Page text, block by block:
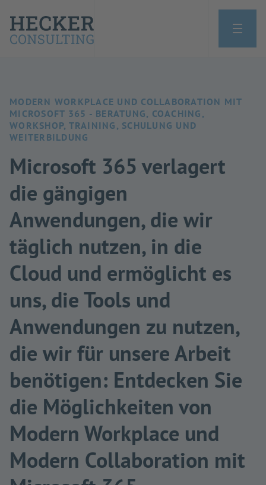
MODERN WORKPLACE UND COLLABORATION MIT
MICROSOFT 365 - BERATUNG, COACHING,
WORKSHOP, TRAINING, SCHULUNG UND
WEITERBILDUNG
Microsoft 365 verlagert
die gängigen
Anwendungen, die wir
täglich nutzen, in die
Cloud und ermöglicht es
uns, die Tools und
Anwendungen zu nutzen,
die wir für unsere Arbeit
benötigen: Entdecken Sie
die Möglichkeiten von
Modern Workplace und
Modern Collaboration mit